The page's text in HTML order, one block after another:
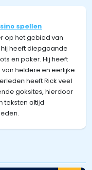
spellen
op het gebied van
heeft diepgaande
en poker. Hij heeft
heldere en eerlijke
heeft Rick veel
goksites, hierdoor
teksten altijd